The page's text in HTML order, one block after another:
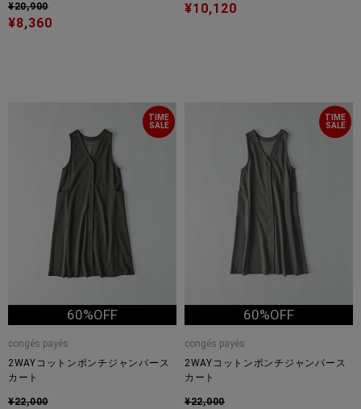
¥20,900
¥8,360
¥10,120
TIME
SALE
60%OFF
congés payés
2WAYコットンポンチジャンパース
カート
¥22,000
TIME
SALE
60%OFF
congés payés
2WAYコットンポンチジャンパース
カート
¥22,000